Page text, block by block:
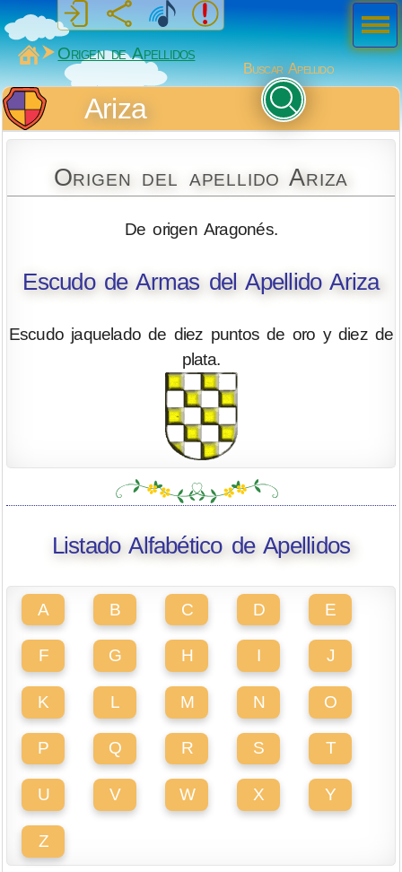
MiSabueso
Origen de Apellidos
Buscar Apellido
Ariza
Origen del apellido Ariza
De origen Aragonés.
Escudo de Armas del Apellido Ariza
Escudo jaquelado de diez puntos de oro y diez de
plata.
Listado Alfabético de Apellidos
A B C D E
F G H I J
K L M N O
P Q R S T
U V W X Y
Z
Men
ú